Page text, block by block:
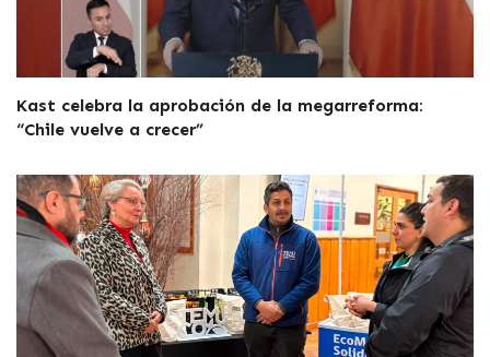
Kast celebra la aprobación de la megarreforma:
“Chile vuelve a crecer”